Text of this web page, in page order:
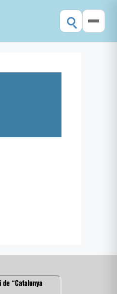
de “Catalunya